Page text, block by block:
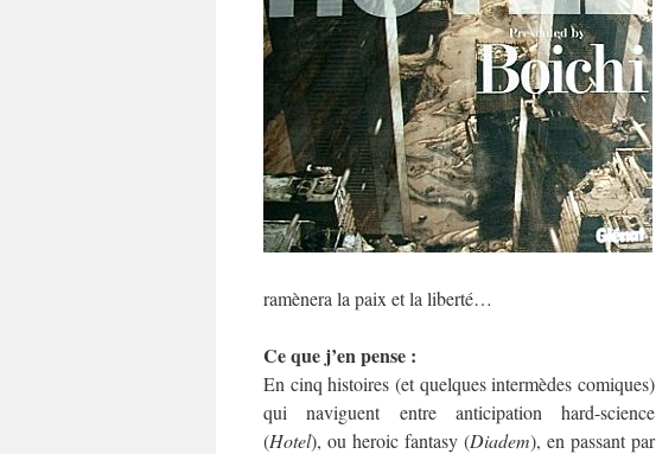
ramènera la paix et la liberté…
Ce que j’en pense :
En cinq histoires (et quelques intermèdes comiques)
qui naviguent entre anticipation hard-science
(Hotel), ou heroic fantasy (Diadem), en passant par